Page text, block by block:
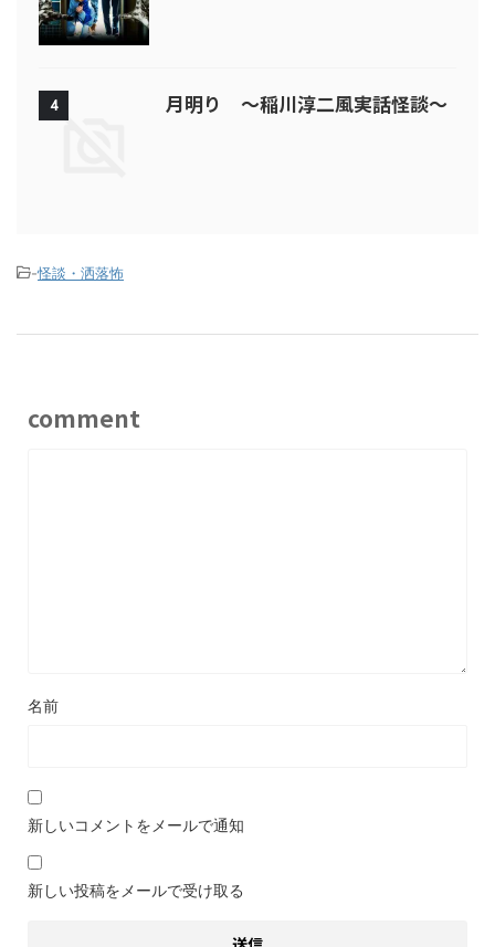
4 月明り ～稲川淳二風実話怪談～
-怪談・洒落怖
comment
名前
新しいコメントをメールで通知
新しい投稿をメールで受け取る